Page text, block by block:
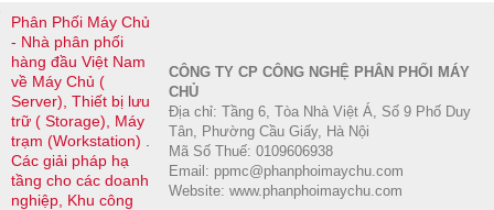
Phân Phối Máy Chủ
- Nhà phân phối
hàng đầu Việt Nam
về Máy Chủ (
Server), Thiết bị lưu
trữ ( Storage), Máy
trạm (Workstation) .
Các giải pháp hạ
tầng cho các doanh
nghiệp, Khu công
CÔNG TY CP CÔNG NGHỆ PHÂN PHỐI MÁY
CHỦ
Địa chỉ: Tầng 6, Tòa Nhà Việt Á, Số 9 Phố Duy
Tân, Phường Cầu Giấy, Hà Nội
Mã Số Thuế: 0109606938
Email: ppmc@phanphoimaychu.com
Website: www.phanphoimaychu.com